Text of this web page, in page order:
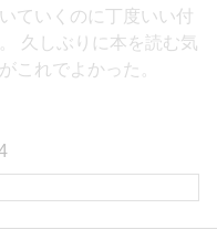
ていくのに丁度いい付
久しぶりに本を読む気
これでよかった。